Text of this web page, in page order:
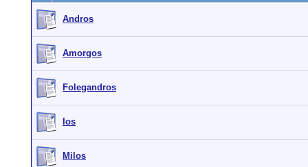
Andros
Amorgos
Folegandros
Ios
Milos